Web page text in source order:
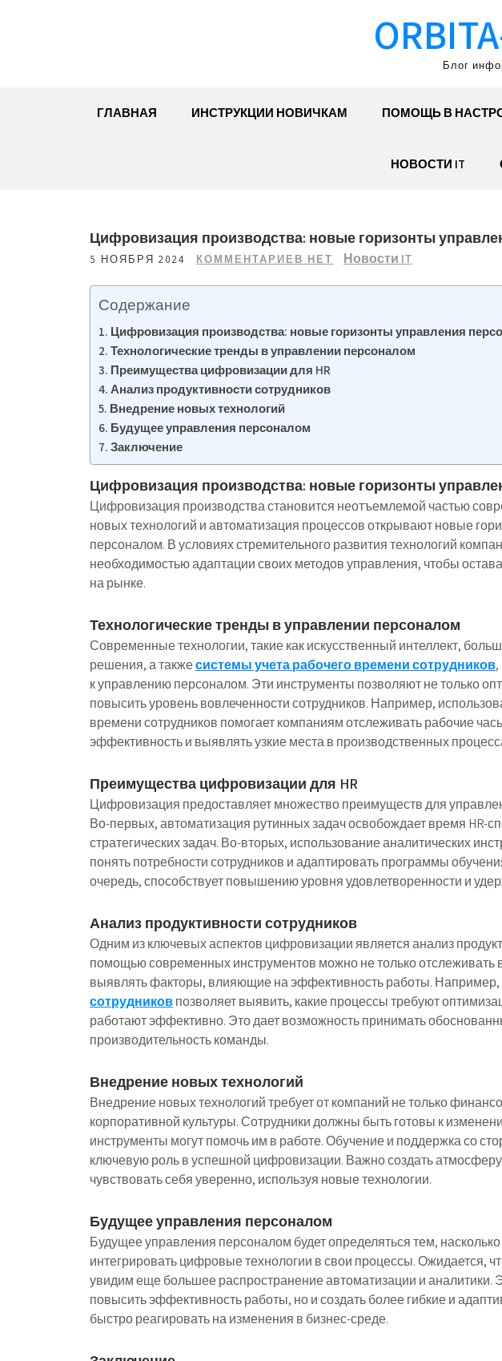
Блог
ГЛАВНАЯ ИНСТРУКЦИИ НОВИЧКАМ ПОМОЩЬ В
НОВОСТИ IT
Цифровизация производства: новые горизонты
5 НОЯБРЯ 2024 КОММЕНТАРИЕВ НЕТ Новости IT
Содержание
Цифровизация производства: новые горизонты управления
Технологические тренды в управлении персоналом
Преимущества цифровизации для HR
Анализ продуктивности сотрудников
Внедрение новых технологий
Будущее управления персоналом
Заключение
Цифровизация производства: новые горизонты
Цифровизация производства становится неотъемлемой частью
новых технологий и автоматизация процессов открывают новые
персоналом. В условиях стремительного развития технологий
необходимостью адаптации своих методов управления, чтобы
на рынке.
Технологические тренды в управлении персоналом
Современные технологии, такие как искусственный интеллект,
решения, а такжесистемы учета рабочего времени сотрудников
к управлению персоналом. Эти инструменты позволяют не только
повысить уровень вовлеченности сотрудников. Например,
времени сотрудников помогает компаниям отслеживать рабочие
эффективность и выявлять узкие места в производственных
Преимущества цифровизации для HR
Цифровизация предоставляет множество преимуществ для
Во-первых, автоматизация рутинных задач освобождает время HR-
стратегических задач. Во-вторых, использование аналитических
понять потребности сотрудников и адаптировать программы
очередь, способствует повышению уровня удовлетворенности и
Анализ продуктивности сотрудников
Одним из ключевых аспектов цифровизации является анализ
помощью современных инструментов можно не только отслеживать
выявлять факторы, влияющие на эффективность работы. Например,
сотрудниковпозволяет выявить, какие процессы требуют
работают эффективно. Это дает возможность принимать
производительность команды.
Внедрение новых технологий
Внедрение новых технологий требует от компаний не только
корпоративной культуры. Сотрудники должны быть готовы к
инструменты могут помочь им в работе. Обучение и поддержка со
ключевую роль в успешной цифровизации. Важно создать атмосферу,
чувствовать себя уверенно, используя новые технологии.
Будущее управления персоналом
Будущее управления персоналом будет определяться тем,
интегрировать цифровые технологии в свои процессы. Ожидается,
увидим еще большее распространение автоматизации и аналитики.
повысить эффективность работы, но и создать более гибкие и
быстро реагировать на изменения в бизнес-среде.